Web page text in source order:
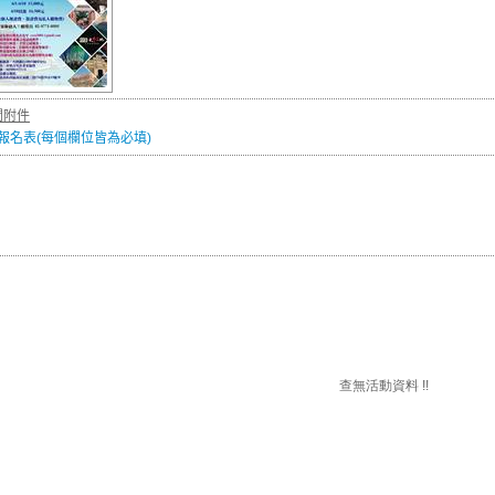
附件
名表(每個欄位皆為必填)
查無活動資料 !!